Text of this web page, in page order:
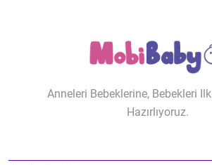
MobiBaby
Anneleri Bebeklerine, Bebekleri Ilk
Hazırlıyoruz.